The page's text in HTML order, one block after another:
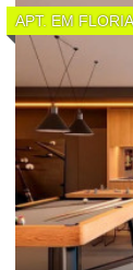
APT. EM